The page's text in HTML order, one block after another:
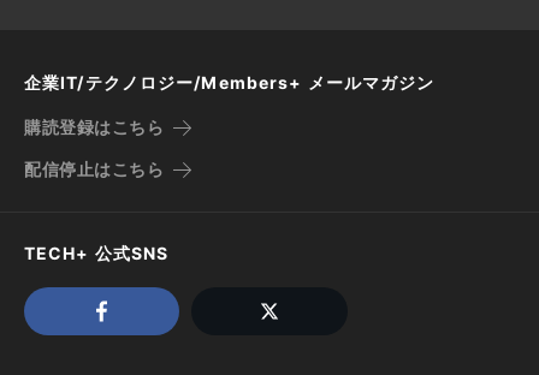
企業IT/テクノロジー/Members+ メールマガジン
購読登録はこちら
配信停止はこちら
TECH+ 公式SNS